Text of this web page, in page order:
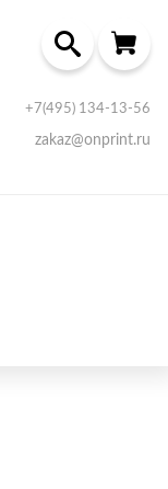
+7(495) 134-13-56
zakaz@onprint.ru